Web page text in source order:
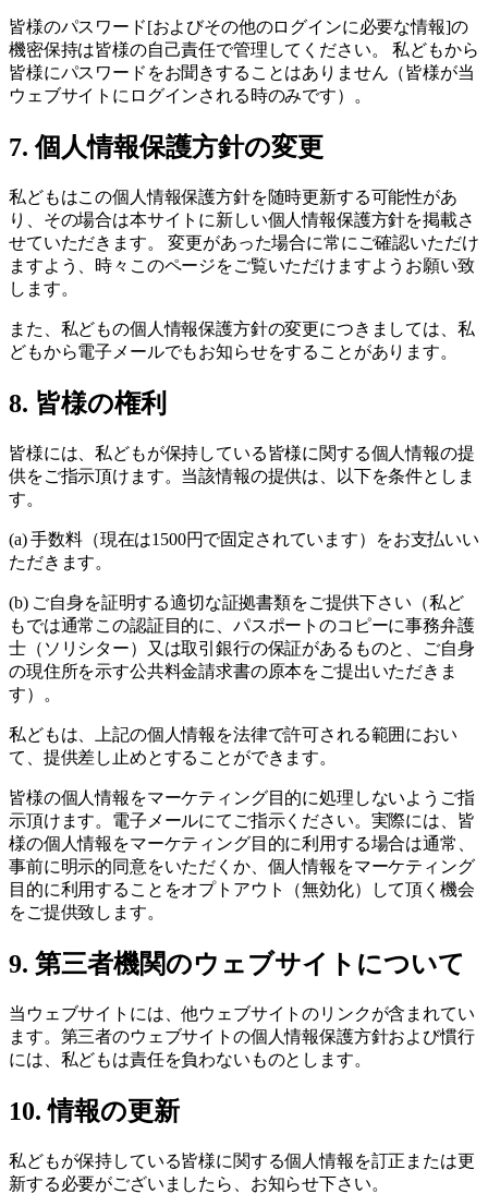
皆様のパスワード[およびその他のログインに必要な情報]の
機密保持は皆様の自己責任で管理してください。 私どもから
皆様にパスワードをお聞きすることはありません（皆様が当
ウェブサイトにログインされる時のみです）。
7. 個人情報保護方針の変更
私どもはこの個人情報保護方針を随時更新する可能性があ
り、その場合は本サイトに新しい個人情報保護方針を掲載さ
せていただきます。 変更があった場合に常にご確認いただけ
ますよう、時々このページをご覧いただけますようお願い致
します。
また、私どもの個人情報保護方針の変更につきましては、私
どもから電子メールでもお知らせをすることがあります。
8. 皆様の権利
皆様には、私どもが保持している皆様に関する個人情報の提
供をご指示頂けます。当該情報の提供は、以下を条件としま
す。
(a) 手数料（現在は1500円で固定されています）をお支払いい
ただきます。
(b) ご自身を証明する適切な証拠書類をご提供下さい（私ど
もでは通常この認証目的に、パスポートのコピーに事務弁護
士（ソリシター）又は取引銀行の保証があるものと、ご自身
の現住所を示す公共料金請求書の原本をご提出いただきま
す）。
私どもは、上記の個人情報を法律で許可される範囲におい
て、提供差し止めとすることができます。
皆様の個人情報をマーケティング目的に処理しないようご指
示頂けます。電子メールにてご指示ください。実際には、皆
様の個人情報をマーケティング目的に利用する場合は通常、
事前に明示的同意をいただくか、個人情報をマーケティング
目的に利用することをオプトアウト（無効化）して頂く機会
をご提供致します。
9. 第三者機関のウェブサイトについて
当ウェブサイトには、他ウェブサイトのリンクが含まれてい
ます。第三者のウェブサイトの個人情報保護方針および慣行
には、私どもは責任を負わないものとします。
10. 情報の更新
私どもが保持している皆様に関する個人情報を訂正または更
新する必要がございましたら、お知らせ下さい。